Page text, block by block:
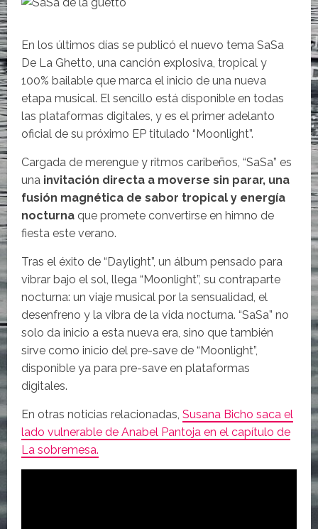
En los últimos días se publicó el nuevo tema SaSa
De La Ghetto, una canción explosiva, tropical y
100% bailable que marca el inicio de una nueva
etapa musical. El sencillo está disponible en todas
las plataformas digitales, y es el primer adelanto
oficial de su próximo EP titulado “Moonlight”.
Cargada de merengue y ritmos caribeños, “SaSa” es
una invitación directa a moverse sin parar, una
fusión magnética de sabor tropical y energía
nocturna que promete convertirse en himno de
fiesta este verano.
Tras el éxito de “Daylight”, un álbum pensado para
vibrar bajo el sol, llega “Moonlight”, su contraparte
nocturna: un viaje musical por la sensualidad, el
desenfreno y la vibra de la vida nocturna. “SaSa” no
solo da inicio a esta nueva era, sino que también
sirve como inicio del pre-save de “Moonlight”,
disponible ya para pre-save en plataformas
digitales.
En otras noticias relacionadas, Susana Bicho saca el
lado vulnerable de Anabel Pantoja en el capítulo de
La sobremesa.